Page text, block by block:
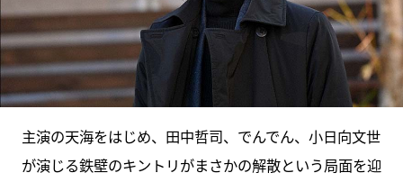
主演の天海をはじめ、田中哲司、でんでん、小日向文世
が演じる鉄壁のキントリがまさかの解散という局面を迎